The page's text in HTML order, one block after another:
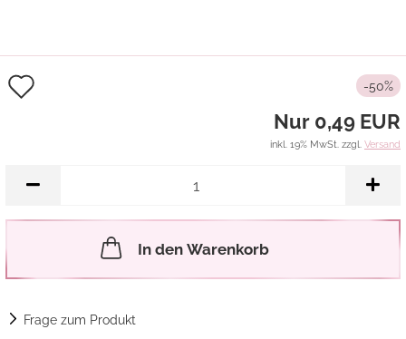
-50%
Nur 0,49 EUR
inkl. 19% MwSt. zzgl. Versand
In den Warenkorb
Frage zum Produkt